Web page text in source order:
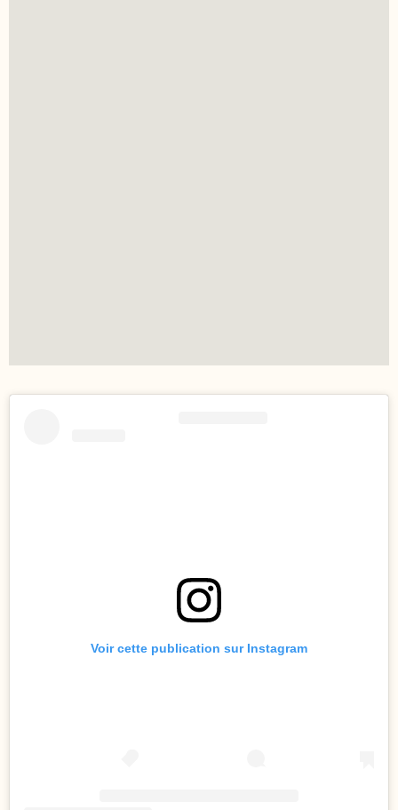
Voir cette publication sur Instagram